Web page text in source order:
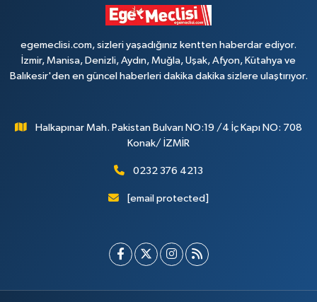
egemeclisi.com, sizleri yaşadığınız kentten haberdar ediyor.
İzmir, Manisa, Denizli, Aydın, Muğla, Uşak, Afyon, Kütahya ve
Balıkesir'den en güncel haberleri dakika dakika sizlere ulaştırıyor.
Halkapınar Mah. Pakistan Bulvarı NO:19 /4 İç Kapı NO: 708
Konak/ İZMİR
0232 376 4213
[email protected]